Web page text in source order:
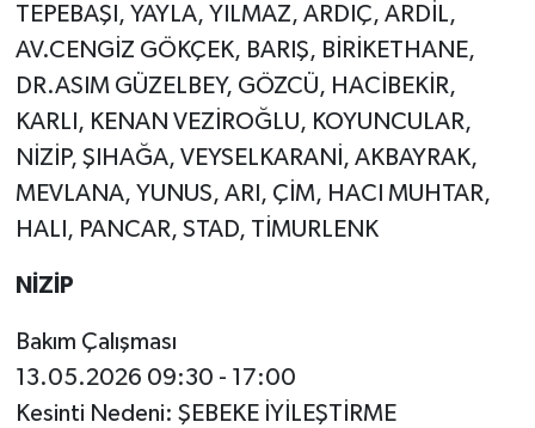
TEPEBAŞI, YAYLA, YILMAZ, ARDIÇ, ARDİL,
AV.CENGİZ GÖKÇEK, BARIŞ, BİRİKETHANE,
DR.ASIM GÜZELBEY, GÖZCÜ, HACİBEKİR,
KARLI, KENAN VEZİROĞLU, KOYUNCULAR,
NİZİP, ŞIHAĞA, VEYSELKARANİ, AKBAYRAK,
MEVLANA, YUNUS, ARI, ÇİM, HACI MUHTAR,
HALI, PANCAR, STAD, TİMURLENK
NİZİP
Bakım Çalışması
13.05.2026 09:30 - 17:00
Kesinti Nedeni: ŞEBEKE İYİLEŞTİRME